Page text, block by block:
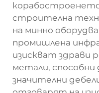
строителна
на минно
промишлена
изискват здрави
метали,
значителни